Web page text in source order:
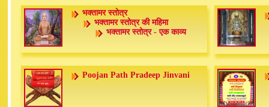
भक्तामर स्तोत्र
भक्तामर स्तोत्र की महिमा
भक्तामर स्तोत्र - एक काव्य
Poojan Path Pradeep Jinvani